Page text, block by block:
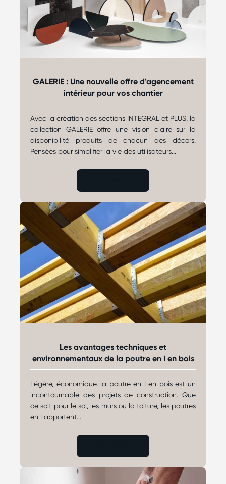
GALERIE : Une nouvelle offre d'agencement
intérieur pour vos chantier
Avec la création des sections INTEGRAL et PLUS, la
collection GALERIE offre une vision claire sur la
disponibilité produits de chacun des décors.
Pensées pour simplifier la vie des utilisateurs...
Les avantages techniques et
environnementaux de la poutre en I en bois
Légère, économique, la poutre en I en bois est un
incontournable des projets de construction. Que
ce soit pour le sol, les murs ou la toiture, les poutres
en I apportent...